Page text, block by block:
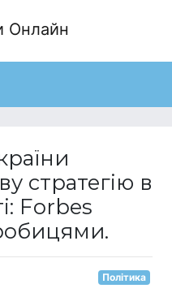
Онлайн
стратегію в
Forbes
Політика